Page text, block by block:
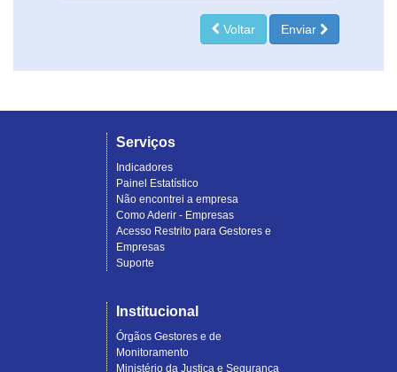
Voltar Enviar
Serviços
Indicadores
Painel Estatístico
Não encontrei a empresa
Como Aderir - Empresas
Acesso Restrito para Gestores e
Empresas
Suporte
Institucional
Órgãos Gestores e de
Monitoramento
Ministério da Justiça e Segurança